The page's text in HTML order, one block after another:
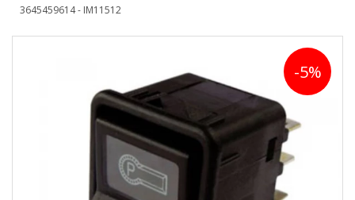
3645459614 - IM11512
-5%